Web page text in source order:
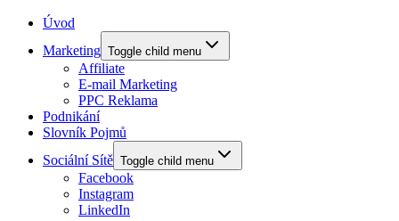
Úvod
Marketing Toggle child menu
Affiliate
E-mail Marketing
PPC Reklama
Podnikání
Slovník Pojmů
Sociální Sítě Toggle child menu
Facebook
Instagram
LinkedIn